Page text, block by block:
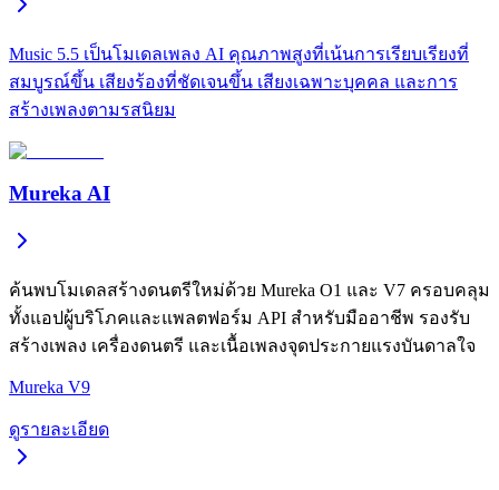
Music 5.5 เป็นโมเดลเพลง AI คุณภาพสูงที่เน้นการเรียบเรียงที่
สมบูรณ์ขึ้น เสียงร้องที่ชัดเจนขึ้น เสียงเฉพาะบุคคล และการ
สร้างเพลงตามรสนิยม
Mureka AI
ค้นพบโมเดลสร้างดนตรีใหม่ด้วย Mureka O1 และ V7 ครอบคลุม
ทั้งแอปผู้บริโภคและแพลตฟอร์ม API สำหรับมืออาชีพ รองรับ
สร้างเพลง เครื่องดนตรี และเนื้อเพลงจุดประกายแรงบันดาลใจ
Mureka V9
ดูรายละเอียด